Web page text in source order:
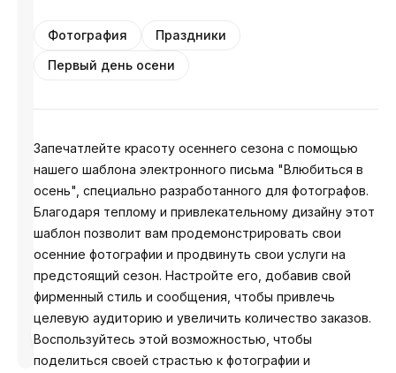
Разработано
Анастасия
Фотография
Праздники
Первый день осени
Запечатлейте красоту осеннего сезона с помощью
нашего шаблона электронного письма "Влюбиться в
осень", специально разработанного для фотографов.
Благодаря теплому и привлекательному дизайну этот
шаблон позволит вам продемонстрировать свои
осенние фотографии и продвинуть свои услуги на
предстоящий сезон. Настройте его, добавив свой
фирменный стиль и сообщения, чтобы привлечь
целевую аудиторию и увеличить количество заказов.
Воспользуйтесь этой возможностью, чтобы
поделиться своей страстью к фотографии и